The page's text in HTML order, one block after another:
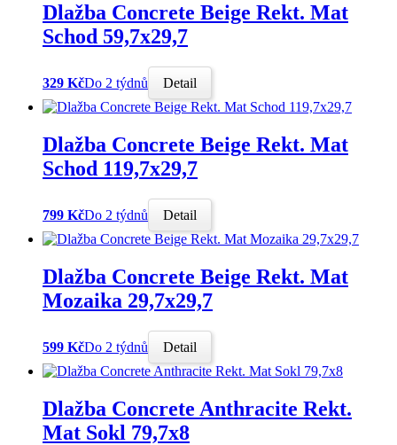
Dlažba Concrete Beige Rekt. Mat
Schod 59,7x29,7
329 KčDo 2 týdnů Detail
Dlažba Concrete Beige Rekt. Mat
Schod 119,7x29,7
799 KčDo 2 týdnů Detail
Dlažba Concrete Beige Rekt. Mat
Mozaika 29,7x29,7
599 KčDo 2 týdnů Detail
Dlažba Concrete Anthracite Rekt.
Mat Sokl 79,7x8